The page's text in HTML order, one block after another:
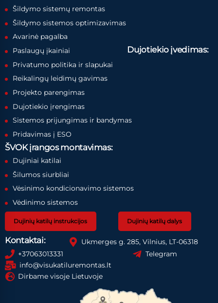
Šildymo sistemų remontas
Šildymo sistemos optimizavimas
Avarinė pagalba
Paslaugų įkainiai
Privatumo politika ir slapukai
Dujotiekio įvedimas:
Reikalingų leidimų gavimas
Projekto parengimas
Dujotiekio įrengimas
Sistemos prijungimas ir bandymas
Pridavimas į ESO
ŠVOK įrangos montavimas:
Dujiniai katilai
Šilumos siurbliai
Vėsinimo kondicionavimo sistemos
Vėdinimo sistemos
Dujinių katilų instrukcijos Dujinių katilų dalys
Kontaktai:
Ukmerges g. 285, Vilnius, LT-06318
+37063013331
Telegram
info@visukatiluremontas.lt
Dirbame visoje Lietuvoje